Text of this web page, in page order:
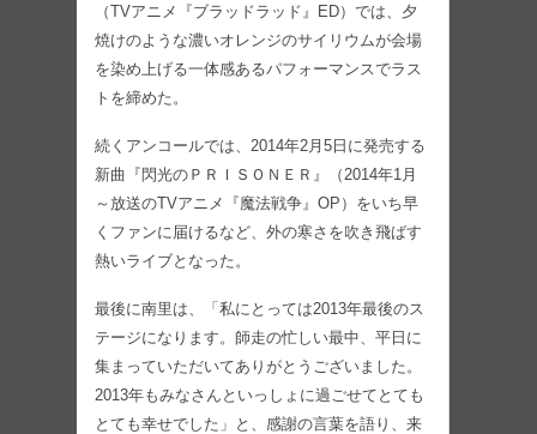
（TVアニメ『ブラッドラッド』ED）では、夕
焼けのような濃いオレンジのサイリウムが会場
を染め上げる一体感あるパフォーマンスでラス
トを締めた。
続くアンコールでは、2014年2月5日に発売する
新曲『閃光のＰＲＩＳＯＮＥＲ』（2014年1月
～放送のTVアニメ『魔法戦争』OP）をいち早
くファンに届けるなど、外の寒さを吹き飛ばす
熱いライブとなった。
最後に南里は、「私にとっては2013年最後のス
テージになります。師走の忙しい最中、平日に
集まっていただいてありがとうございました。
2013年もみなさんといっしょに過ごせてとても
とても幸せでした」と、感謝の言葉を語り、来